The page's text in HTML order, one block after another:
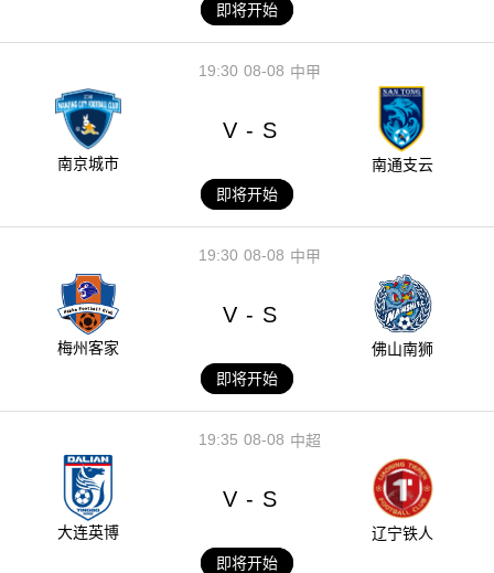
即将开始
08-08
19:30 中甲
南京城市
V - S
南通支云
即将开始
08-08
19:30 中甲
梅州客家
V - S
佛山南狮
即将开始
08-08
19:35 中超
大连英博
V - S
辽宁铁人
即将开始